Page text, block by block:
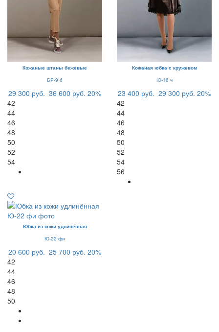
Кожаные штаны бежевые
БР-9 б
29 300 руб. 36 600 руб. 20%
42
44
46
48
50
52
54
Кожаная юбка с кружевом
Ю-16 ч
23 400 руб. 29 300 руб. 20%
42
44
46
48
50
52
54
56
Юбка из кожи удлинённая
Ю-22 фи
20 600 руб. 25 700 руб. 20%
42
44
46
48
50